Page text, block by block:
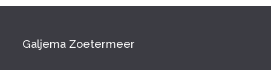
Galjema Zoetermeer